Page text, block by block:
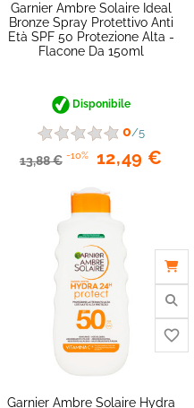
Garnier Ambre Solaire Ideal
Bronze Spray Protettivo Anti
Età SPF 50 Protezione Alta -
Flacone Da 150ml
Disponibile
0/5
13,88 € -10% 12,49 €
Garnier Ambre Solaire Hydra